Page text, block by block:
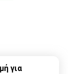
για